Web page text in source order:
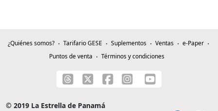
¿Quiénes somos? Tarifario GESE Suplementos Ventas
e-Paper
Puntos de venta
Términos y condiciones
© 2019 La Estrella de Panamá